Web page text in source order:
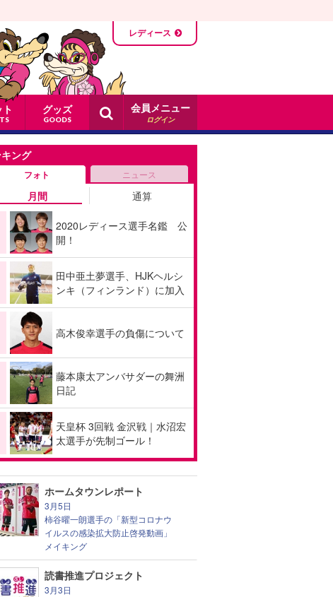
グッズ
GOODS
レディース
会員メニュー
ログイン
ング
フォト ニュース
月間 通算
2020レディース選手名鑑 公
開！
田中亜土夢選手、HJKヘルシ
ンキ（フィンランド）に加入
高木俊幸選手の負傷について
藤本康太アンバサダーの舞洲
日記
天皇杯 3回戦 金沢戦｜水沼宏
太選手が先制ゴール！
ホームタウンレポート
3月5日
柿谷曜一朗選手の「新型コロナウ
イルスの感染拡大防止啓発動画」
メイキング
読書推進プロジェクト
3月3日